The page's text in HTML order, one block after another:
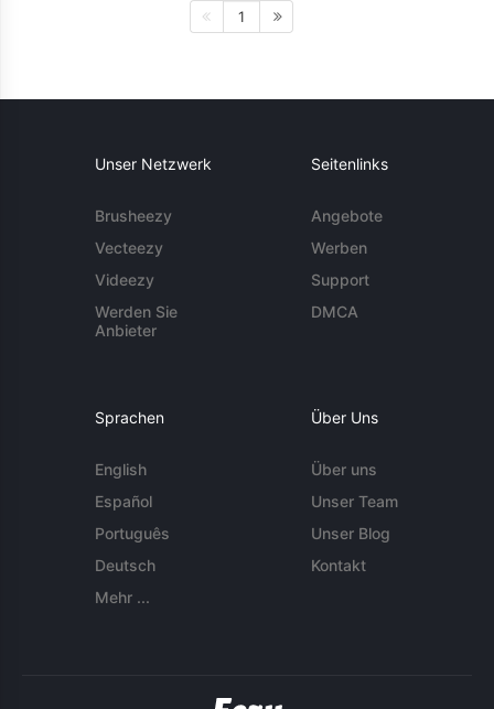
1
Unser Netzwerk
Brusheezy
Vecteezy
Videezy
Werden Sie
Anbieter
Seitenlinks
Angebote
Werben
Support
DMCA
Sprachen
English
Español
Português
Deutsch
Mehr ...
Über Uns
Über uns
Unser Team
Unser Blog
Kontakt